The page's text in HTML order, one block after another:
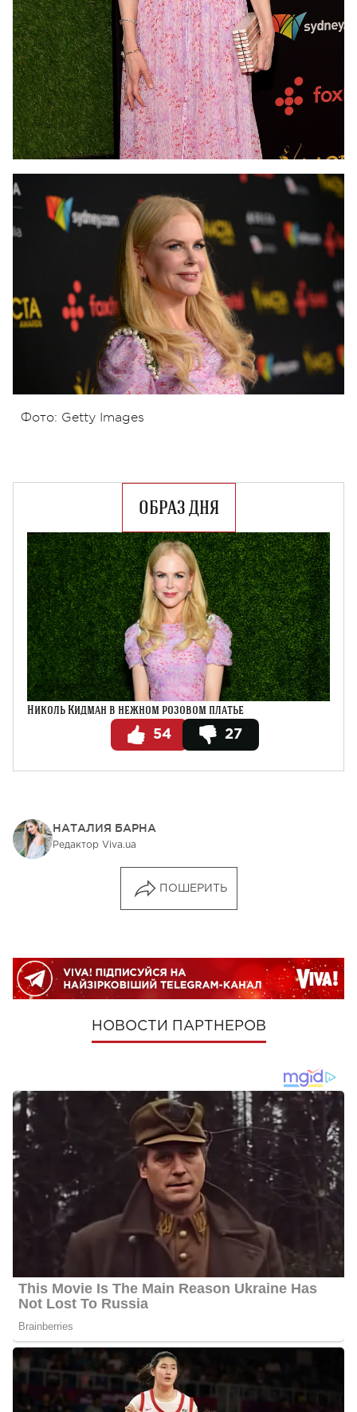
Фото: Getty Images
ОБРАЗ ДНЯ
Николь Кидман в нежном розовом платье
54 27
НАТАЛИЯ БАРНА
Редактор Viva.ua
ПОШЕРИТЬ
НОВОСТИ ПАРТНЕРОВ